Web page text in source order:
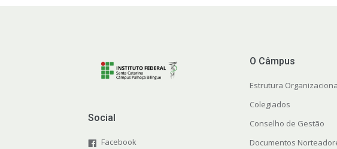
Social
Facebook
O Câmpus
Estrutura
Colegiados
Conselho de Gestão
Documentos